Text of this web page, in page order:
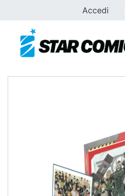
Accedi